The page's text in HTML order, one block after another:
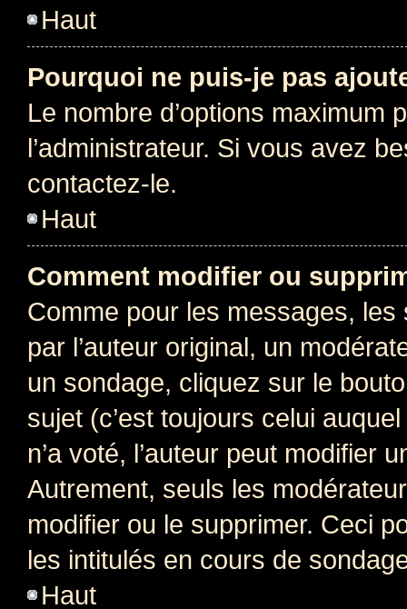
Haut
Pourquoi ne puis-je pas
Le nombre d’options maximum
l’administrateur. Si vous avez
contactez-le.
Haut
Comment modifier ou
Comme pour les messages,
par l’auteur original, un
un sondage, cliquez sur le
sujet (c’est toujours celui
n’a voté, l’auteur peut modifier
Autrement, seuls les
modifier ou le supprimer. Ceci
les intitulés en cours de
Haut